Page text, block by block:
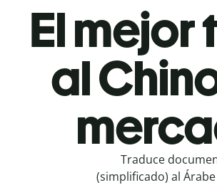
El
al
Traduce
(simplificado) al